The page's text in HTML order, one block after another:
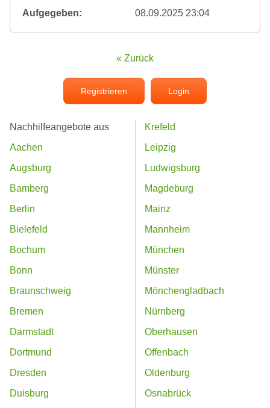
Aufgegeben:
08.09.2025 23:04
« Zurück
Registrieren Login
Nachhilfeangebote aus
Aachen
Augsburg
Bamberg
Berlin
Bielefeld
Bochum
Bonn
Braunschweig
Bremen
Darmstadt
Dortmund
Dresden
Duisburg
Krefeld
Leipzig
Ludwigsburg
Magdeburg
Mainz
Mannheim
München
Münster
Mönchengladbach
Nürnberg
Oberhausen
Offenbach
Oldenburg
Osnabrück